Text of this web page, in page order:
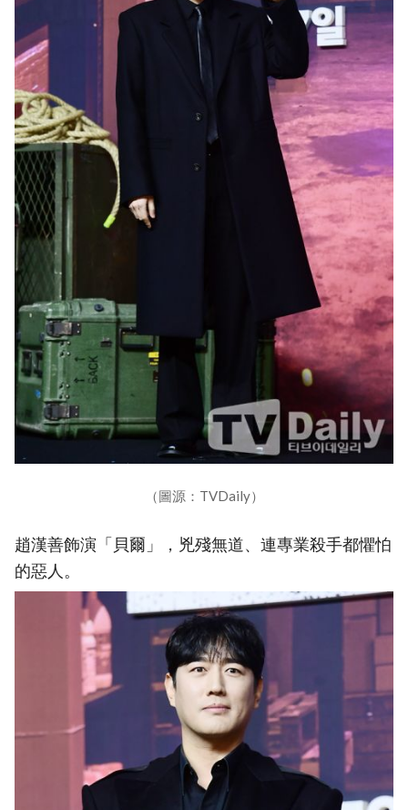
（圖源：TVDaily）
趙漢善飾演「貝爾」，兇殘無道、連專業殺手都懼怕
的惡人。